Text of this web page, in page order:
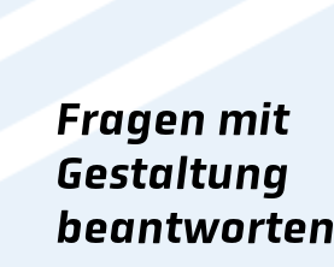
Fragen mit
Gestaltung
beantworten